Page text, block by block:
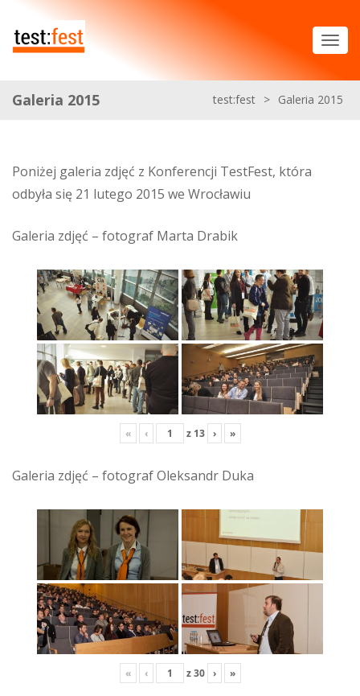
Galeria 2015 test:fest > Galeria 2015
Poniżej galeria zdjęć z Konferencji TestFest, która
odbyła się 21 lutego 2015 we Wrocławiu
Galeria zdjęć – fotograf Marta Drabik
« ‹ z 13 › »
Galeria zdjęć – fotograf Oleksandr Duka
« ‹ z30 › »